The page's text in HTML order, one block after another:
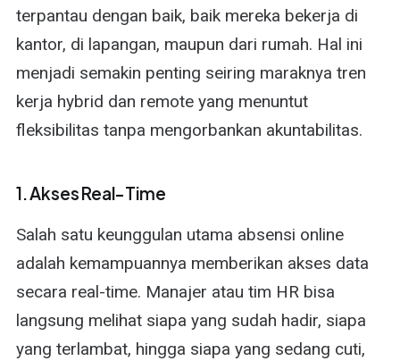
terpantau dengan baik, baik mereka bekerja di
kantor, di lapangan, maupun dari rumah. Hal ini
menjadi semakin penting seiring maraknya tren
kerja hybrid dan remote yang menuntut
fleksibilitas tanpa mengorbankan akuntabilitas.
1. Akses Real-Time
Salah satu keunggulan utama absensi online
adalah kemampuannya memberikan akses data
secara real-time. Manajer atau tim HR bisa
langsung melihat siapa yang sudah hadir, siapa
yang terlambat, hingga siapa yang sedang cuti,